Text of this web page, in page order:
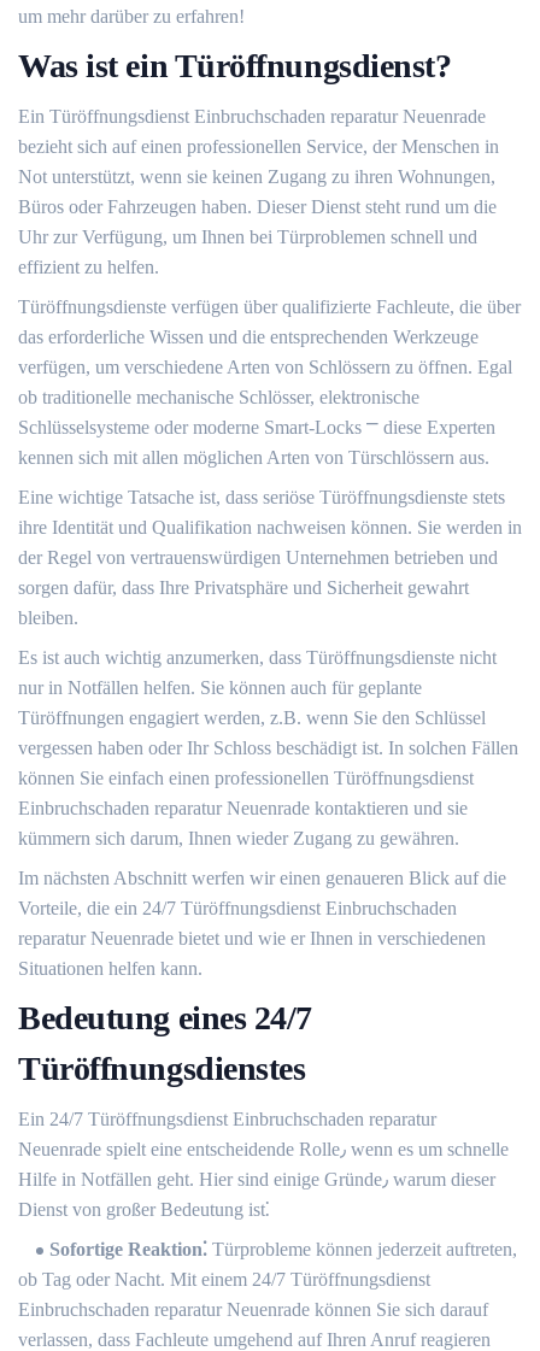
um mehr darüber zu erfahren!​
Was ist ein Türöffnungsdienst?​
Ein Türöffnungsdienst Einbruchschaden reparatur Neuenrade
bezieht sich auf einen professionellen Service, der Menschen in
Not unterstützt, wenn sie keinen Zugang zu ihren Wohnungen,
Büros oder Fahrzeugen haben.​ Dieser Dienst steht rund um die
Uhr zur Verfügung, um Ihnen bei Türproblemen schnell und
effizient zu helfen.​
Türöffnungsdienste verfügen über qualifizierte Fachleute, die über
das erforderliche Wissen und die entsprechenden Werkzeuge
verfügen, um verschiedene Arten von Schlössern zu öffnen.​ Egal
ob traditionelle mechanische Schlösser, elektronische
Schlüsselsysteme oder moderne Smart-Locks ⎻ diese Experten
kennen sich mit allen möglichen Arten von Türschlössern aus.​
Eine wichtige Tatsache ist, dass seriöse Türöffnungsdienste stets
ihre Identität und Qualifikation nachweisen können.​ Sie werden in
der Regel von vertrauenswürdigen Unternehmen betrieben und
sorgen dafür, dass Ihre Privatsphäre und Sicherheit gewahrt
bleiben.
Es ist auch wichtig anzumerken, dass Türöffnungsdienste nicht
nur in Notfällen helfen.​ Sie können auch für geplante
Türöffnungen engagiert werden, z.​B.​ wenn Sie den Schlüssel
vergessen haben oder Ihr Schloss beschädigt ist.​ In solchen Fällen
können Sie einfach einen professionellen Türöffnungsdienst
Einbruchschaden reparatur Neuenrade kontaktieren und sie
kümmern sich darum, Ihnen wieder Zugang zu gewähren.
Im nächsten Abschnitt werfen wir einen genaueren Blick auf die
Vorteile, die ein 24/7 Türöffnungsdienst Einbruchschaden
reparatur Neuenrade bietet und wie er Ihnen in verschiedenen
Situationen helfen kann.
Bedeutung eines 24/7
Türöffnungsdienstes
Ein 24/7 Türöffnungsdienst Einbruchschaden reparatur
Neuenrade spielt eine entscheidende Rolle٫ wenn es um schnelle
Hilfe in Notfällen geht.​ Hier sind einige Gründe٫ warum dieser
Dienst von großer Bedeutung ist⁚
Sofortige Reaktion⁚ Türprobleme können jederzeit auftreten,
ob Tag oder Nacht. Mit einem 24/7 Türöffnungsdienst
Einbruchschaden reparatur Neuenrade können Sie sich darauf
verlassen, dass Fachleute umgehend auf Ihren Anruf reagieren